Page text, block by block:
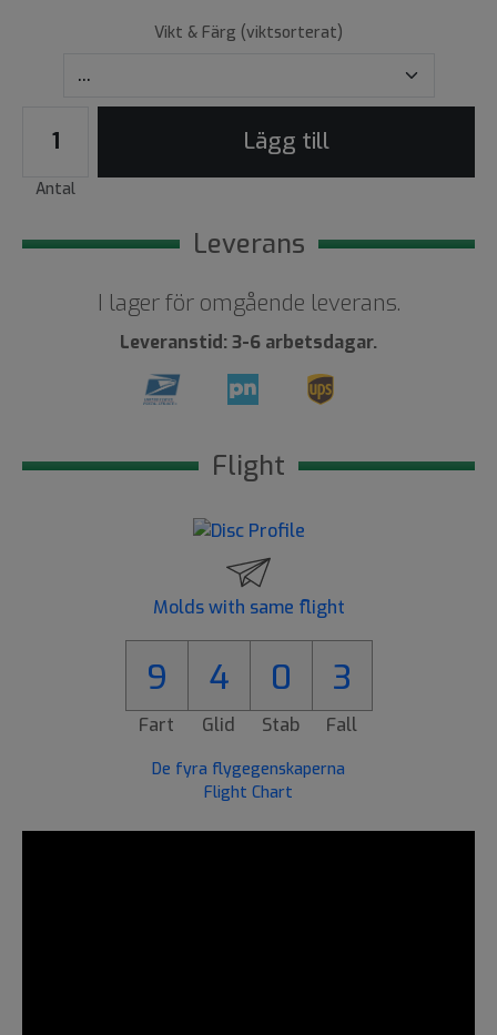
Vikt & Färg (viktsorterat)
Antal
Lägg till
Leverans
I lager för omgående leverans.
Leveranstid: 3-6 arbetsdagar.
Flight
Molds with same flight
9 4 0 3
Fart Glid Stab Fall
De fyra flygegenskaperna
Flight Chart